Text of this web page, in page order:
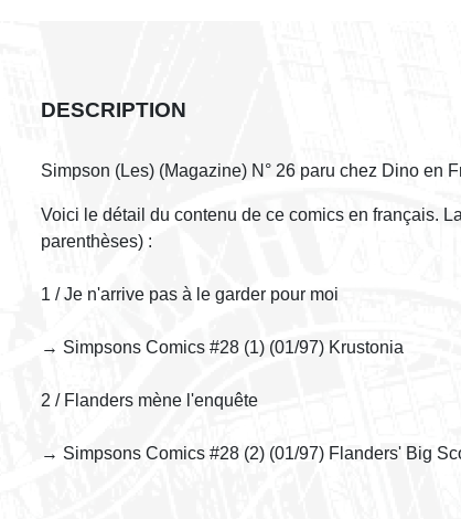
DESCRIPTION
Simpson (Les) (Magazine) N° 26 paru chez Dino en
Voici le détail du contenu de ce comics en français.
parenthèses) :
1 / Je n'arrive pas à le garder pour moi
→ Simpsons Comics #28 (1) (01/97) Krustonia
2 / Flanders mène l'enquête
→ Simpsons Comics #28 (2) (01/97) Flanders' Big